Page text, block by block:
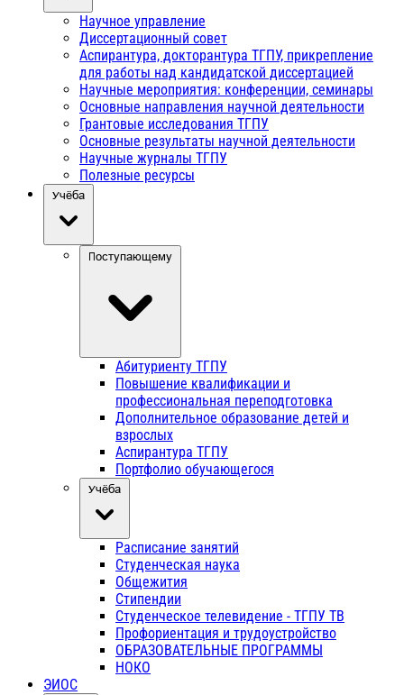
Научное управление
Диссертационный совет
Аспирантура, докторантура ТГПУ, прикрепление
для работы над кандидатской диссертацией
Научные мероприятия: конференции, семинары
Основные направления научной деятельности
Грантовые исследования ТГПУ
Основные результаты научной деятельности
Научные журналы ТГПУ
Полезные ресурсы
Учёба
Поступающему
Абитуриенту ТГПУ
Повышение квалификации и
профессиональная переподготовка
Дополнительное образование детей и
взрослых
Аспирантура ТГПУ
Портфолио обучающегося
Учёба
Расписание занятий
Студенческая наука
Общежития
Стипендии
Студенческое телевидение - ТГПУ ТВ
Профориентация и трудоустройство
ОБРАЗОВАТЕЛЬНЫЕ ПРОГРАММЫ
НОКО
ЭИОС